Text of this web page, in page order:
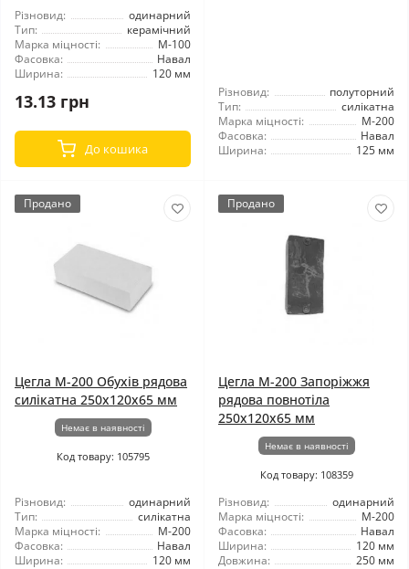
Різновид:
одинарний
Тип:
керамічний
Марка міцності:
М-100
Фасовка:
Навал
Ширина:
120 мм
13.13 грн
До кошика
Різновид:
полуторний
Тип:
силікатна
Марка міцності:
М-200
Фасовка:
Навал
Ширина:
125 мм
Продано
Цегла М-200 Обухів рядова
силікатна 250х120х65 мм
Немає в наявності
Код товару: 105795
Різновид:
одинарний
Тип:
силікатна
Марка міцності:
М-200
Фасовка:
Навал
Ширина:
120 мм
Продано
Цегла М-200 Запоріжжя
рядова повнотіла
250х120х65 мм
Немає в наявності
Код товару: 108359
Різновид:
одинарний
Марка міцності:
М-200
Фасовка:
Навал
Ширина:
120 мм
Довжина:
250 мм